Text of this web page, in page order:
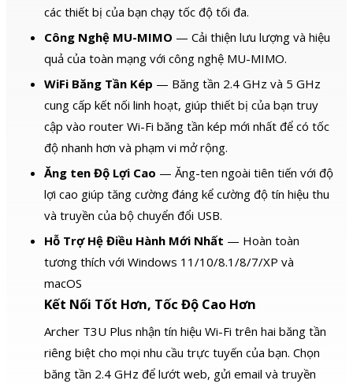
các thiết bị của bạn chạy tốc độ tối đa.
Công Nghệ MU-MIMO — Cải thiện lưu lượng và hiệu
quả của toàn mạng với công nghệ MU-MIMO.
WiFi Băng Tần Kép — Băng tần 2.4 GHz và 5 GHz
cung cấp kết nối linh hoạt, giúp thiết bị của bạn truy
cập vào router Wi-Fi băng tần kép mới nhất để có tốc
độ nhanh hơn và phạm vi mở rộng.
Ăng ten Độ Lợi Cao — Ăng-ten ngoài tiên tiến với độ
lợi cao giúp tăng cường đáng kể cường độ tín hiệu thu
và truyền của bộ chuyển đổi USB.
Hỗ Trợ Hệ Điều Hành Mới Nhất — Hoàn toàn
tương thích với Windows 11/10/8.1/8/7/XP và
macOS
Kết Nối Tốt Hơn, Tốc Độ Cao Hơn
Archer T3U Plus nhận tín hiệu Wi-Fi trên hai băng tần
riêng biệt cho mọi nhu cầu trực tuyến của bạn. Chọn
băng tần 2.4 GHz để lướt web, gửi email và truyền